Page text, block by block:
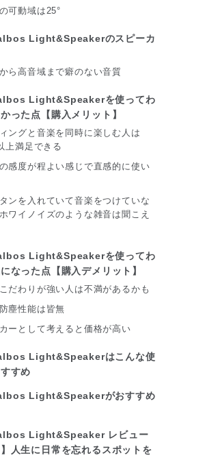
可動域は25°
Light&Speakerのスピーカ
ら高音域まで癖のない音質
Light&Speakerを使ってわ
った点【購入メリット】
ングと音楽を同時に楽しむ人は
上満足できる
感度が程よい感じで直感的に使い
ンを入れていて音楽をつけていな
ワイノイズのような雑音は聞こえ
Light&Speakerを使ってわ
なった点【購入デメリット】
だわりが強い人は不満があるかも
塵性能は皆無
ーとして考えると価格が高い
Light&Speakerはこんな使
すめ
Light&Speakerがおすすめ
Light&Speaker レビュー
】人生に日常を忘れるスポットを